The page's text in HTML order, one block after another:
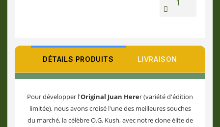
DÉTAILS PRODUITS LIVRAISON
Pour développer l'Original Juan Herer (variété d'édition
limitée), nous avons croisé l'une des meilleures souches
du marché, la célèbre O.G. Kush, avec notre clone élite de